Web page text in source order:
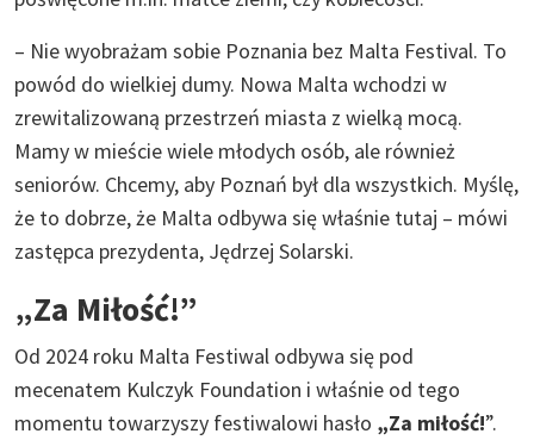
– Nie wyobrażam sobie Poznania bez Malta Festival. To
powód do wielkiej dumy. Nowa Malta wchodzi w
zrewitalizowaną przestrzeń miasta z wielką mocą.
Mamy w mieście wiele młodych osób, ale również
seniorów. Chcemy, aby Poznań był dla wszystkich. Myślę,
że to dobrze, że Malta odbywa się właśnie tutaj – mówi
zastępca prezydenta, Jędrzej Solarski.
„Za Miłość!”
Od 2024 roku Malta Festiwal odbywa się pod
mecenatem Kulczyk Foundation i właśnie od tego
momentu towarzyszy festiwalowi hasło „Za miłość!”.